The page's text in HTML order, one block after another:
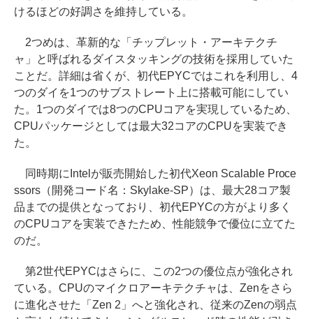
けるほどの好調さを維持している。
2つめは、革新的な「チップレット・アーキテクチ
ャ」と呼ばれるダイスタッキングの技術を採用していた
ことだ。詳細は省くが、初代EPYCではこれを利用し、4
つのダイを1つのサブストレート上に搭載可能にしてい
た。1つのダイでは8つのCPUコアを実現しているため、
CPUパッケージとしては最大32コアのCPUを実装でき
た。
同時期にIntelが販売開始した初代Xeon Scalable Proce
ssors（開発コード名：Skylake-SP）は、最大28コア製
品までの提供となっており、初代EPYCの方がより多く
のCPUコアを実装できたため、性能競争で優位に立てた
のだ。
第2世代EPYCはさらに、この2つの優位点が強化され
ている。CPUのマイクロアーキテクチャは、Zenをさら
に進化させた「Zen 2」へと強化され、従来のZenの弱点